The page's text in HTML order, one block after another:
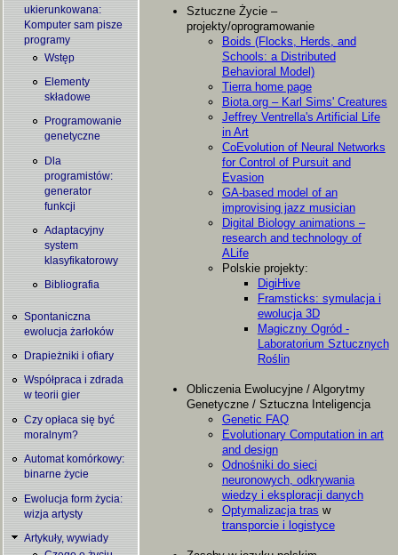
ukierunkowana:
Komputer sam pisze
programy
Wstęp
Elementy
składowe
Programowanie
genetyczne
Dla
programistów:
generator
funkcji
Adaptacyjny
system
klasyfikatorowy
Bibliografia
Spontaniczna
ewolucja żarłoków
Drapieżniki i ofiary
Współpraca i zdrada
w teorii gier
Czy opłaca się być
moralnym?
Automat komórkowy:
binarne życie
Ewolucja form życia:
wizja artysty
Artykuły, wywiady
Sztuczne Życie –
projekty/oprogramowanie
Boids (Flocks, Herds, and
Schools: a Distributed
Behavioral Model)
Tierra home page
Biota.org – Karl Sims' Creatures
Jeffrey Ventrella's Artificial Life
in Art
CoEvolution of Neural Networks
for Control of Pursuit and
Evasion
GA-based model of an
improvising jazz musician
Digital Biology animations –
research and technology of
ALife
Polskie projekty:
DigiHive
Framsticks: symulacja i
ewolucja 3D
Magiczny Ogród -
Laboratorium Sztucznych
Roślin
Obliczenia Ewolucyjne / Algorytmy
Genetyczne / Sztuczna Inteligencja
Genetic FAQ
Evolutionary Computation in art
and design
Odnośniki do sieci
neuronowych, odkrywania
wiedzy i eksploracji danych
Optymalizacja tras w
transporcie i logistyce